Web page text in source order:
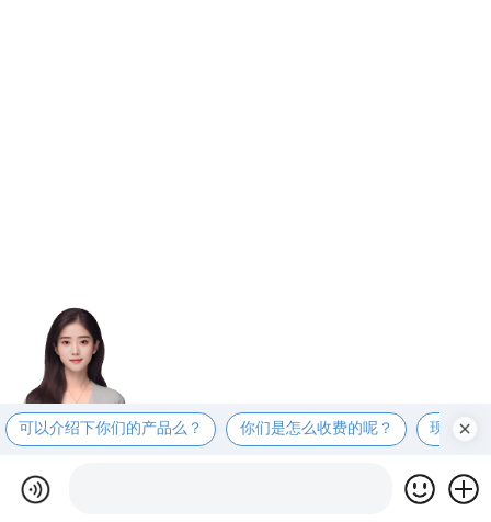
可以介绍下你们的产品么？ 你们是怎么收费的呢？ 现在有